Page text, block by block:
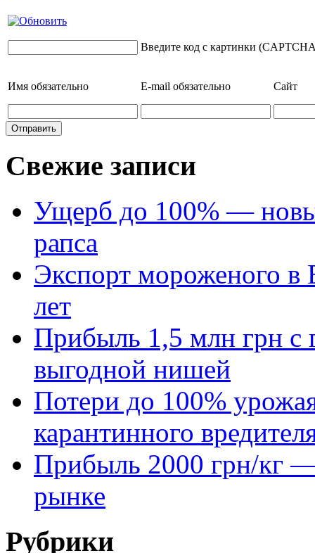
Введите код с картинки
Имя обязательно E-mail обязательно Сайт
Свежие записи
Ущерб до 100% —
рапса
Экспорт мороженого в
лет
Прибыль 1,5 млн грн с
выгодной нишей
Потери до 100%
карантинного
Прибыль 2000 грн/кг —
рынке
Рубрики